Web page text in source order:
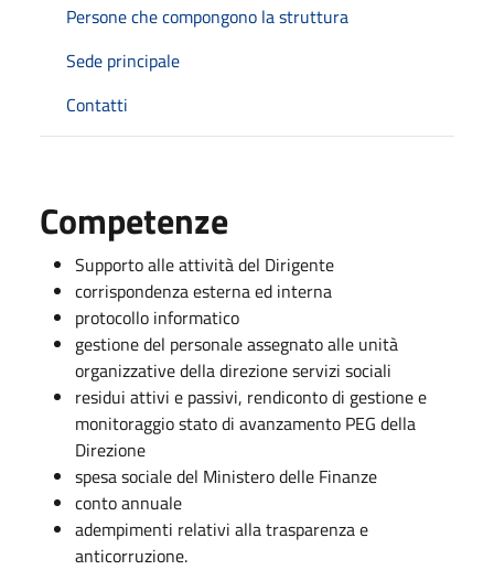
Persone che compongono la struttura
Sede principale
Contatti
Competenze
Supporto alle attività del Dirigente
corrispondenza esterna ed interna
protocollo informatico
gestione del personale assegnato alle unità
organizzative della direzione servizi sociali
residui attivi e passivi, rendiconto di gestione e
monitoraggio stato di avanzamento PEG della
Direzione
spesa sociale del Ministero delle Finanze
conto annuale
adempimenti relativi alla trasparenza e
anticorruzione.